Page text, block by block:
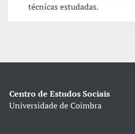
técnicas estudadas.
Centro de Estudos Sociais
Universidade de Coimbra